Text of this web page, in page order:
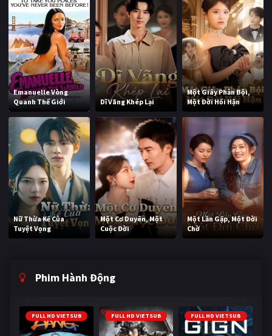
Emanuelle Vòng
Quanh Thế Giới
Dĩ Vãng Khép Lại
Một Giây Phản Bội,
Một Đời Hối Hận
Nữ Thừa Kế Của
Tuyệt Vọng
Một Cơ Duyên, Một
Cuộc Đời
Một Lần Gặp, Một Đời
Chờ
Phim Hành Động
FULL HD VIETSUB FULL HD VIETSUB FULL HD VIETSUB